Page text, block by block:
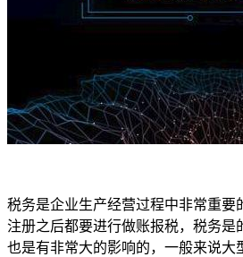
税务是企业生产经营过程中非常重要
注册之后都要进行做账报税，税务是
也是有非常大的影响的，一般来说大